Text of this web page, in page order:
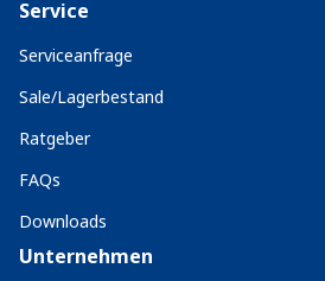
Service
Serviceanfrage
Sale/Lagerbestand
Ratgeber
FAQs
Downloads
Unternehmen